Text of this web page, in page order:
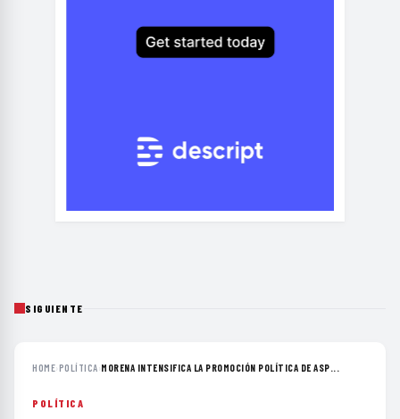
SIGUIENTE
HOME›POLÍTICA›MORENA INTENSIFICA LA PROMOCIÓN POLÍTICA DE ASP...
POLÍTICA